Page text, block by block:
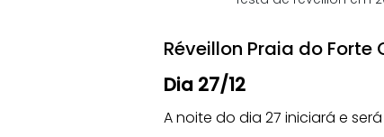
Réveillon Praia do
Dia 27/12
A noite do dia 27 iniciará e